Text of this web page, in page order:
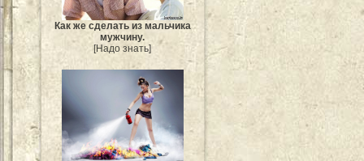
Как же сделать из мальчика
мужчину.
[Надо знать]